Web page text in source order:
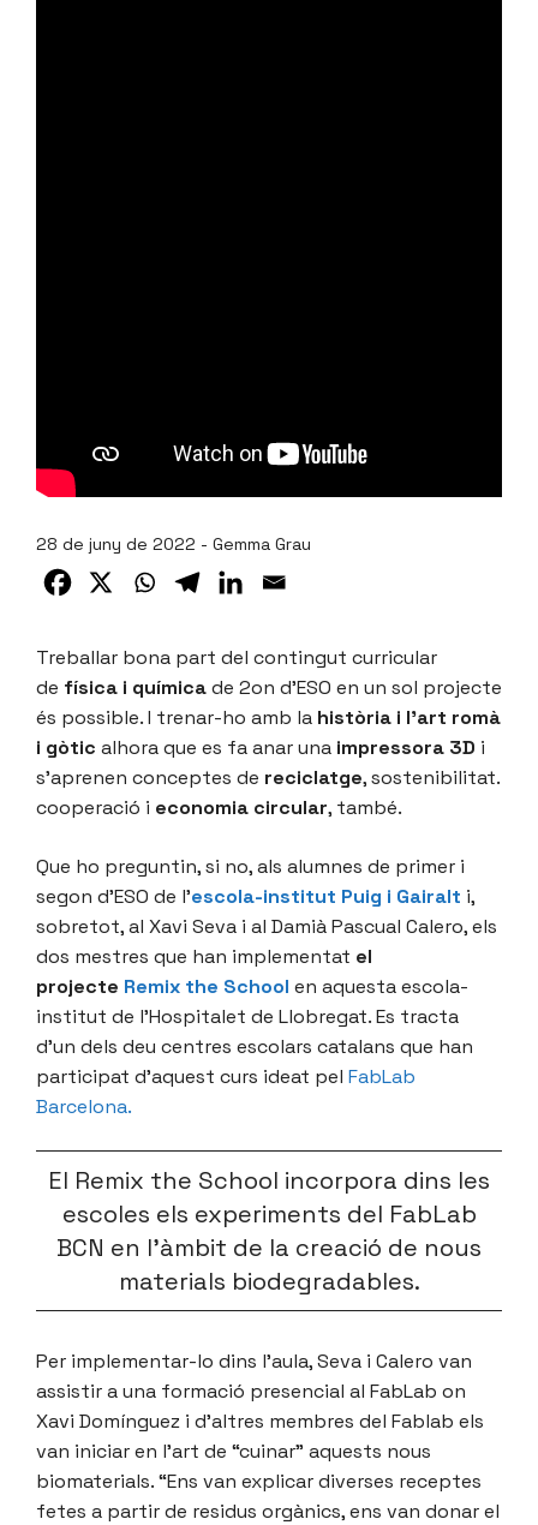
28 de juny de 2022 - Gemma Grau
Treballar bona part del contingut curricular
de física i químicade 2on d’ESO en un sol projecte
és possible. I trenar-ho amb la història i l’art romà
i gòtic alhora que es fa anar una impressora 3D i
s’aprenen conceptes de reciclatge, sostenibilitat.
cooperació i economia circular, també.
Que ho preguntin, si no, als alumnes de primer i
segon d’ESO de l’escola-institut Puig i Gairalt i,
sobretot, al Xavi Seva i al Damià Pascual Calero, els
dos mestres que han implementat el
projecte Remix the School en aquesta escola-
institut de l’Hospitalet de Llobregat. Es tracta
d’un dels deu centres escolars catalans que han
participat d’aquest curs ideat pel FabLab
Barcelona.
El Remix the School incorpora dins les
escoles els experiments del FabLab
BCN en l’àmbit de la creació de nous
materials biodegradables.
Per implementar-lo dins l’aula, Seva i Calero van
assistir a una formació presencial al FabLab on
Xavi Domínguez i d’altres membres del Fablab els
van iniciar en l’art de “cuinar” aquests nous
biomaterials. “Ens van explicar diverses receptes
fetes a partir de residus orgànics, ens van donar el